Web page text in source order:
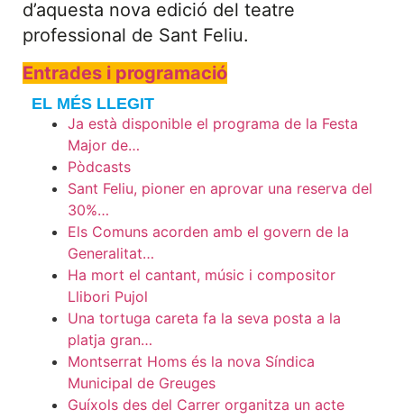
d’aquesta nova edició del teatre
professional de Sant Feliu.
Entrades i programació
EL MÉS LLEGIT
Ja està disponible el programa de la Festa
Major de…
Pòdcasts
Sant Feliu, pioner en aprovar una reserva del
30%…
Els Comuns acorden amb el govern de la
Generalitat…
Ha mort el cantant, músic i compositor
Llibori Pujol
Una tortuga careta fa la seva posta a la
platja gran…
Montserrat Homs és la nova Síndica
Municipal de Greuges
Guíxols des del Carrer organitza un acte